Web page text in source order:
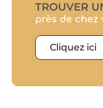
TROUVER
près de chez
Cliquez ici